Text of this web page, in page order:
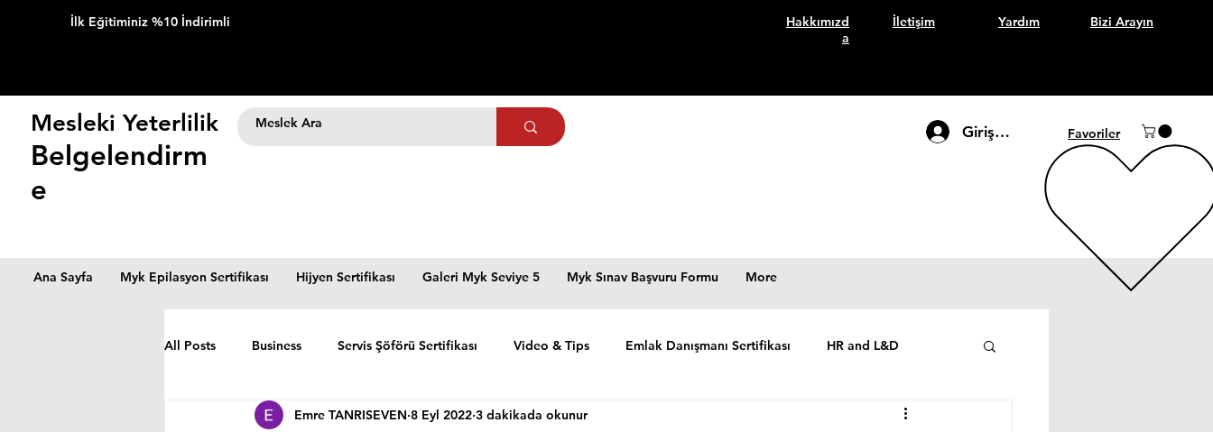
İlk Eğitiminiz %10 İndirimli
Hakkımızd
a
İletişim Yardım Bizi Arayın
Mesleki Yeterlilik
Belgelendirm
e
Giriş Yap Favoriler
Ana Sayfa Myk Epilasyon Sertifikası Hijyen Sertifikası Galeri Myk Seviye 5 Myk Sınav Başvuru Formu More
All Posts Business Servis Şöförü Sertifikası Video & Tips Emlak Danışmanı Sertifikası HR and L&D
Emre TANRISEVEN 8 Eyl 2022 3 dakikada okunur